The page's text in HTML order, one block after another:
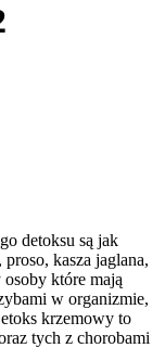
detoksu są jak
kasza jaglana,
które mają
w organizmie,
krzemowy to
tych z chorobami